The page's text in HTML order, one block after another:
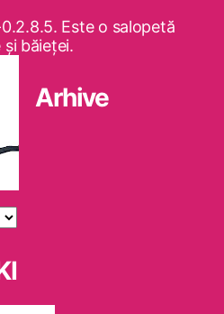
Este o salopetă
băieţei.
Arhive